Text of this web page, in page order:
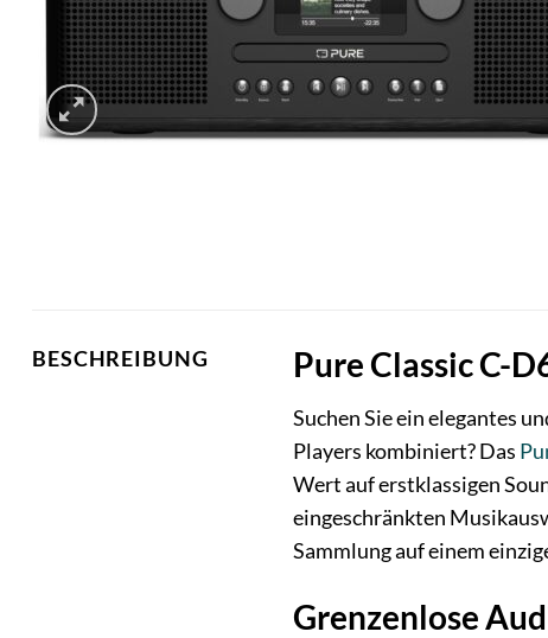
BESCHREIBUNG Pure Classic C-
Suchen Sie ein elegantes
Players kombiniert? Das
Wert auf erstklassigen
eingeschränkten
Sammlung auf einem
Grenzenlose